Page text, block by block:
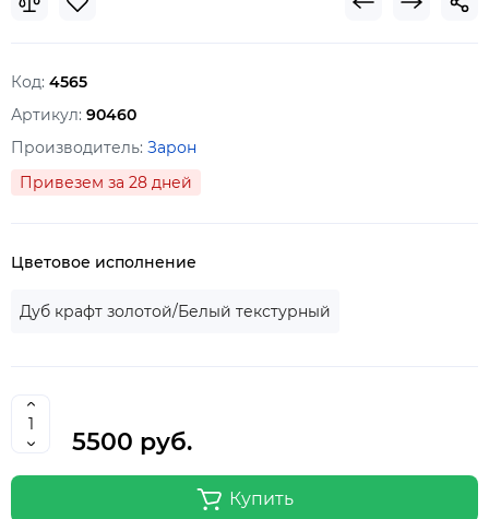
Код: 4565
Артикул: 90460
Производитель: Зарон
Привезем за 28 дней
Цветовое исполнение
Дуб крафт золотой/Белый текстурный
5500 руб.
Купить